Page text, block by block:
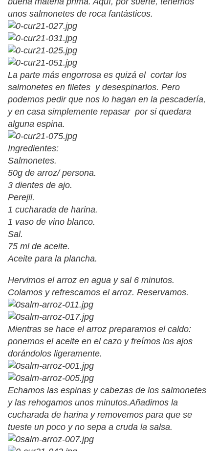
unos salmonetes de roca fantásticos.
La parte más engorrosa es quizá el cortar los
salmonetes en filetes y desespinarlos. Pero
podemos pedir que nos lo hagan en la pescadería,
y en casa simplemente repasar por si quedara
alguna espina.
Ingredientes:
Salmonetes.
50g de arroz/ persona.
3 dientes de ajo.
Perejil.
1 cucharada de harina.
1 vaso de vino blanco.
Sal.
75 ml de aceite.
Aceite para la plancha.
Hervimos el arroz en agua y sal 6 minutos.
Colamos y refrescamos el arroz. Reservamos.
Mientras se hace el arroz preparamos el caldo:
ponemos el aceite en el cazo y freímos los ajos
dorándolos ligeramente.
Echamos las espinas y cabezas de los salmonetes
y las rehogamos unos minutos.Añadimos la
cucharada de harina y removemos para que se
tueste un poco y no sepa a cruda la salsa.